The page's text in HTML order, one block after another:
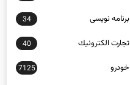
برنامه نويسی 34
تجارت الكترونيك 40
خودرو 7125